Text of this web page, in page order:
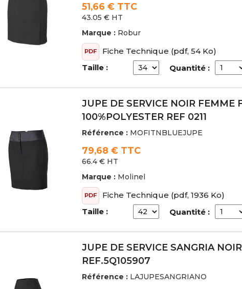
51,66 € TTC
43.05 € HT
Marque : Robur
PDF Fiche Technique (pdf, 54 Ko)
Taille :
Quantité :
JUPE DE SERVICE NOIR FEMME
100%POLYESTER REF 0211
Référence : MOFITNBLUEJUPE
79,68 € TTC
66.4 € HT
Marque : Molinel
PDF Fiche Technique (pdf, 1936 Ko)
Taille :
Quantité :
JUPE DE SERVICE SANGRIA
REF.5Q105907
Référence : LAJUPESANGRIANO